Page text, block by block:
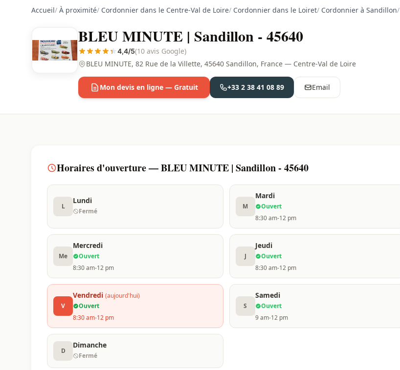
Accueil/ À proximité/ Cordonnier dans le Centre-Val de Loire/ Cordonnier dans le Loiret/ Cordonnier à Sandillon/
BLEU MINUTE | Sandillon - 45640
4,4/5(10 avis Google)
BLEU MINUTE, 82 Rue de la Villette, 45640 Sandillon, France — Centre-Val de Loire
Mon devis en ligne — Gratuit +33 2 38 41 08 89 Email
Horaires d'ouverture — BLEU MINUTE | Sandillon - 45640
L
Lundi
Fermé
M
Mardi
Ouvert
8:30 am-12 pm
Me
Mercredi
Ouvert
8:30 am-12 pm
J
Jeudi
Ouvert
8:30 am-12 pm
V
Vendredi (aujourd'hui)
Ouvert
8:30 am-12 pm
S
Samedi
Ouvert
9 am-12 pm
D
Dimanche
Fermé